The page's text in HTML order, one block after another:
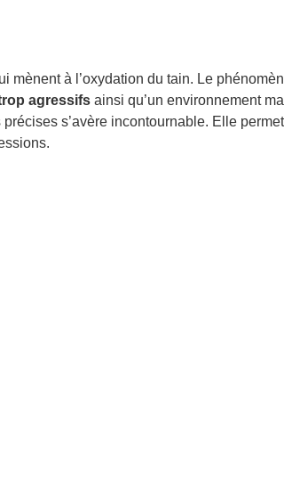
à l’oxydation du tain. Le
agressifs ainsi qu’un environnement
s’avère incontournable. Elle